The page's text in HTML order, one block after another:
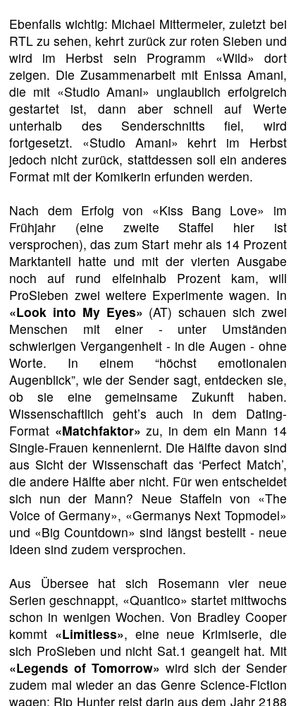
Ebenfalls wichtig: Michael Mittermeier, zuletzt bei
RTL zu sehen, kehrt zurück zur roten Sieben und
wird im Herbst sein Programm «Wild» dort
zeigen. Die Zusammenarbeit mit Enissa Amani,
die mit «Studio Amani» unglaublich erfolgreich
gestartet ist, dann aber schnell auf Werte
unterhalb des Senderschnitts fiel, wird
fortgesetzt. «Studio Amani» kehrt im Herbst
jedoch nicht zurück, stattdessen soll ein anderes
Format mit der Komikerin erfunden werden.
Nach dem Erfolg von «Kiss Bang Love» im
Frühjahr (eine zweite Staffel hier ist
versprochen), das zum Start mehr als 14 Prozent
Marktanteil hatte und mit der vierten Ausgabe
noch auf rund elfeinhalb Prozent kam, will
ProSieben zwei weitere Experimente wagen. In
«Look into My Eyes» (AT) schauen sich zwei
Menschen mit einer - unter Umständen
schwierigen Vergangenheit - in die Augen - ohne
Worte. In einem “höchst emotionalen
Augenblick”, wie der Sender sagt, entdecken sie,
ob sie eine gemeinsame Zukunft haben.
Wissenschaftlich geht’s auch in dem Dating-
Format «Matchfaktor» zu, in dem ein Mann 14
Single-Frauen kennenlernt. Die Hälfte davon sind
aus Sicht der Wissenschaft das ‘Perfect Match’,
die andere Hälfte aber nicht. Für wen entscheidet
sich nun der Mann? Neue Staffeln von «The
Voice of Germany», «Germanys Next Topmodel»
und «Big Countdown» sind längst bestellt - neue
Ideen sind zudem versprochen.
Aus Übersee hat sich Rosemann vier neue
Serien geschnappt, «Quantico» startet mittwochs
schon in wenigen Wochen. Von Bradley Cooper
kommt «Limitless», eine neue Krimiserie, die
sich ProSieben und nicht Sat.1 geangelt hat. Mit
«Legends of Tomorrow» wird sich der Sender
zudem mal wieder an das Genre Science-Fiction
wagen: Rip Hunter reist darin aus dem Jahr 2188